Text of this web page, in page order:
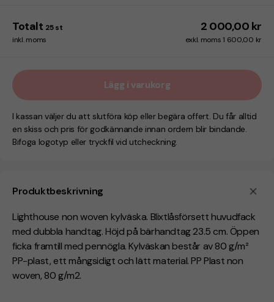
Produktbeskrivning
Lighthouse non woven kylväska. Blixtlåsförsett huvudfack
med dubbla handtag. Höjd på bärhandtag 23.5 cm. Öppen
ficka framtill med pennögla. Kylväskan består av 80 g/m²
PP-plast, ett mångsidigt och lätt material. PP Plast non
woven, 80 g/m2.
Totalt 25 st 2 000,00 kr
inkl. moms exkl. moms 1 600,00 kr
Lägg i varukorg
I kassan väljer du att slutföra köp eller begära offert. Du får alltid
en skiss och pris för godkännande innan ordern blir bindande.
Bifoga logotyp eller tryckfil vid utcheckning.